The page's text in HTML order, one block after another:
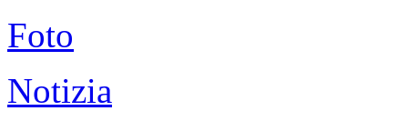
Foto
Notizia